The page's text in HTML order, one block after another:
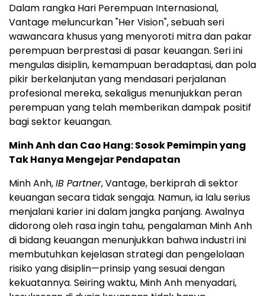
Dalam rangka Hari Perempuan Internasional,
Vantage meluncurkan "Her Vision", sebuah seri
wawancara khusus yang menyoroti mitra dan pakar
perempuan berprestasi di pasar keuangan. Seri ini
mengulas disiplin, kemampuan beradaptasi, dan pola
pikir berkelanjutan yang mendasari perjalanan
profesional mereka, sekaligus menunjukkan peran
perempuan yang telah memberikan dampak positif
bagi sektor keuangan.
Minh Anh dan Cao Hang: Sosok Pemimpin yang
Tak Hanya Mengejar Pendapatan
Minh Anh,IB Partner, Vantage, berkiprah di sektor
keuangan secara tidak sengaja. Namun, ia lalu serius
menjalani karier ini dalam jangka panjang. Awalnya
didorong oleh rasa ingin tahu, pengalaman Minh Anh
di bidang keuangan menunjukkan bahwa industri ini
membutuhkan kejelasan strategi dan pengelolaan
risiko yang disiplin—prinsip yang sesuai dengan
kekuatannya. Seiring waktu, Minh Anh menyadari,